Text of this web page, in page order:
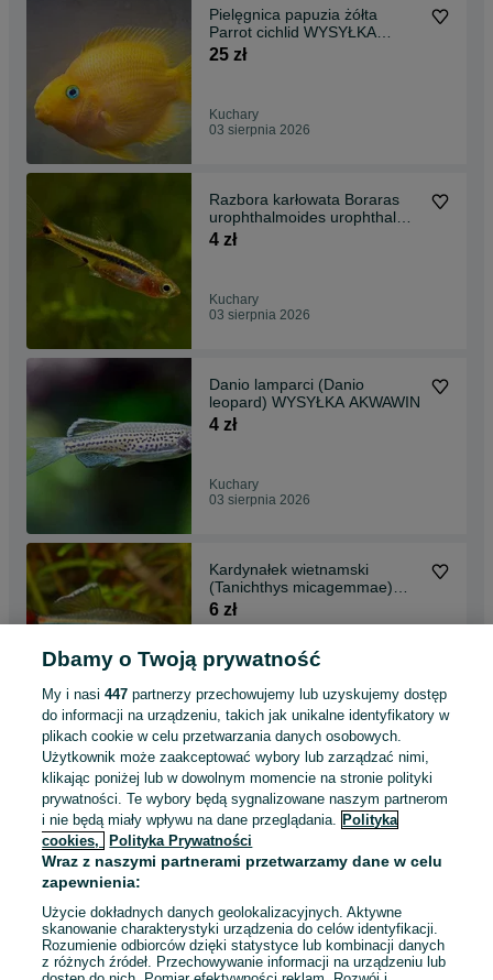
Pielęgnica papuzia żółta
Parrot cichlid WYSYŁKA
AKWAWIN młode w trakcie
25 zł
Kuchary
03 sierpnia 2026
Razbora karłowata Boraras
urophthalmoides urophthalma
WYSYŁKA AKWAWIN
4 zł
Kuchary
03 sierpnia 2026
Danio lamparci (Danio
leopard) WYSYŁKA AKWAWIN
4 zł
Kuchary
03 sierpnia 2026
Kardynałek wietnamski
(Tanichthys micagemmae)
WYSYŁKA AKWAWIN
6 zł
Kuchary
03 sierpnia 2026
Zwinnik latarnik
(Hemigrammus ocellifer)
WYSYŁKA AKWAWIN
5 zł
Kuchary
03 sierpnia 2026
1 ... 5 ... 15
Dbamy o Twoją prywatność
My i nasi447 partnerzy przechowujemy lub uzyskujemy dostęp
do informacji na urządzeniu, takich jak unikalne identyfikatory w
plikach cookie w celu przetwarzania danych osobowych.
Użytkownik może zaakceptować wybory lub zarządzać nimi,
klikając poniżej lub w dowolnym momencie na stronie polityki
prywatności. Te wybory będą sygnalizowane naszym partnerom
i nie będą miały wpływu na dane przeglądania. Polityka
cookies,
Polityka Prywatności
Wraz z naszymi partnerami przetwarzamy dane w celu
zapewnienia:
Użycie dokładnych danych geolokalizacyjnych. Aktywne
skanowanie charakterystyki urządzenia do celów identyfikacji.
Rozumienie odbiorców dzięki statystyce lub kombinacji danych
z różnych źródeł. Przechowywanie informacji na urządzeniu lub